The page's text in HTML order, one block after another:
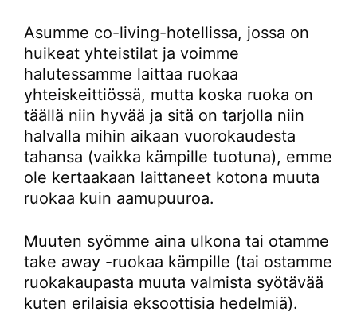
Asumme co-living-hotellissa, jossa on
huikeat yhteistilat ja voimme
halutessamme laittaa ruokaa
yhteiskeittiössä, mutta koska ruoka on
täällä niin hyvää ja sitä on tarjolla niin
halvalla mihin aikaan vuorokaudesta
tahansa (vaikka kämpille tuotuna), emme
ole kertaakaan laittaneet kotona muuta
ruokaa kuin aamupuuroa.
Muuten syömme aina ulkona tai otamme
take away -ruokaa kämpille (tai ostamme
ruokakaupasta muuta valmista syötävää
kuten erilaisia eksoottisia hedelmiä).